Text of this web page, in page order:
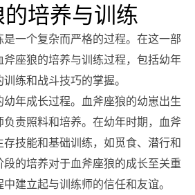
培养与训练
是一个复杂而严格的过程。在这一部
斧座狼的培养与训练过程，包括幼年
练和战斗技巧的掌握。
年成长过程。血斧座狼的幼崽出生
负责照料和培养。在幼年时期，血斧
技能和基础训练，如觅食、潜行和
的培养对于血斧座狼的成长至关重
建立起与训练师的信任和友谊。